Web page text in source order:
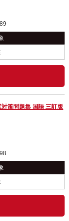
策問題集 国語 三訂版